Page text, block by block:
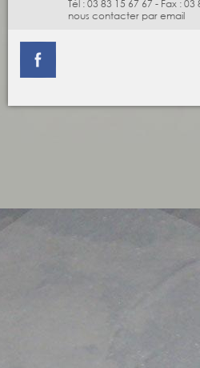
Tél : 03 83 15 67 67 - Fax : 03
nous contacter par email